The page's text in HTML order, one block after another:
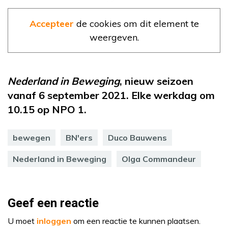
Accepteer de cookies om dit element te
weergeven.
Nederland in Beweging, nieuw seizoen
vanaf 6 september 2021. Elke werkdag om
10.15 op NPO 1.
bewegen BN'ers Duco Bauwens
Nederland in Beweging Olga Commandeur
Geef een reactie
U moet inloggen om een reactie te kunnen plaatsen.